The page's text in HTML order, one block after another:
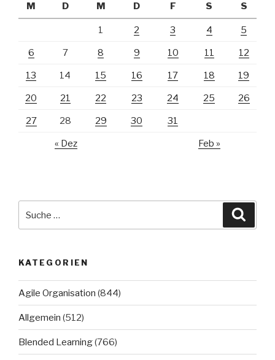
M
D M D F S S
1 2 3 4 5
6 7 8 9 10 11 12
13 14 15 16 17 18 19
20 21 22 23 24 25 26
27 28 29 30 31
« Dez Feb »
KATEGORIEN
Agile Organisation (844)
Allgemein (512)
Blended Learning(766)